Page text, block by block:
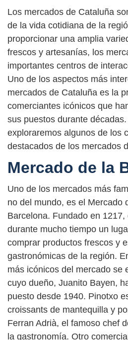
Los mercados de Cataluña
de la vida cotidiana de la
proporcionar una amplia
frescos y artesanías, los
importantes centros de
Uno de los aspectos más
mercados de Cataluña es la
comerciantes icónicos que
sus puestos durante
exploraremos algunos de los
destacados de los mercados
Mercado de la
Uno de los mercados más
no del mundo, es el Mercado
Barcelona. Fundado en
durante mucho tiempo un
comprar productos frescos y
gastronómicas de la región.
más icónicos del mercado se
cuyo dueño, Juanito Bayen,
puesto desde 1940. Pinotxo
croissants de mantequilla y
Ferran Adrià, el famoso chef
la gastronomía. Otro